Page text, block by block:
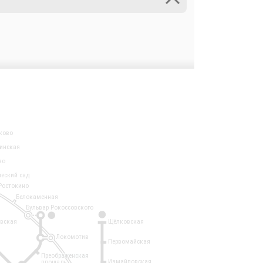
1
Локомотив
сад
Белокаменная
Щёлковская
Первомайская
Измайловская
Бульвар Рокоссовского
Преображенская